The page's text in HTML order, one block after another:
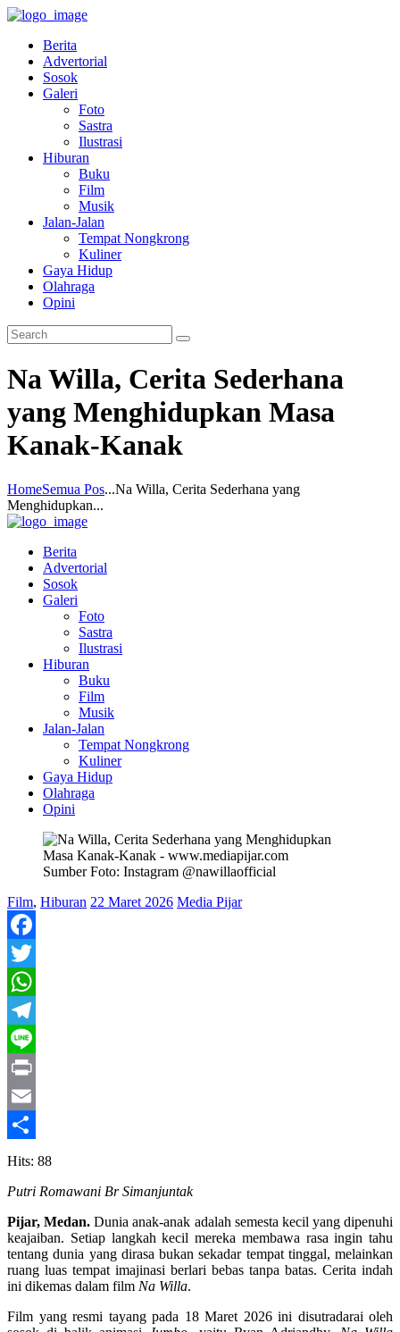
Berita
Advertorial
Sosok
Galeri
Foto
Sastra
Ilustrasi
Hiburan
Buku
Film
Musik
Jalan-Jalan
Tempat Nongkrong
Kuliner
Gaya Hidup
Olahraga
Opini
Na Willa, Cerita Sederhana
yang Menghidupkan Masa
Kanak-Kanak
HomeSemua Pos...Na Willa, Cerita Sederhana yang
Menghidupkan...
Berita
Advertorial
Sosok
Galeri
Foto
Sastra
Ilustrasi
Hiburan
Buku
Film
Musik
Jalan-Jalan
Tempat Nongkrong
Kuliner
Gaya Hidup
Olahraga
Opini
Sumber Foto: Instagram @nawillaofficial
Film, Hiburan 22 Maret 2026 Media Pijar
Facebook
Twitter
WhatsApp
Telegram
Line
Print
Email
Share
Hits: 88
Putri Romawani Br Simanjuntak
Pijar, Medan.Dunia anak-anak adalah semesta kecil yang dipenuhi
keajaiban. Setiap langkah kecil mereka membawa rasa ingin tahu
tentang dunia yang dirasa bukan sekadar tempat tinggal, melainkan
ruang luas tempat imajinasi berlari bebas tanpa batas. Cerita indah
ini dikemas dalam film Na Willa.
Film yang resmi tayang pada 18 Maret 2026 ini disutradarai oleh